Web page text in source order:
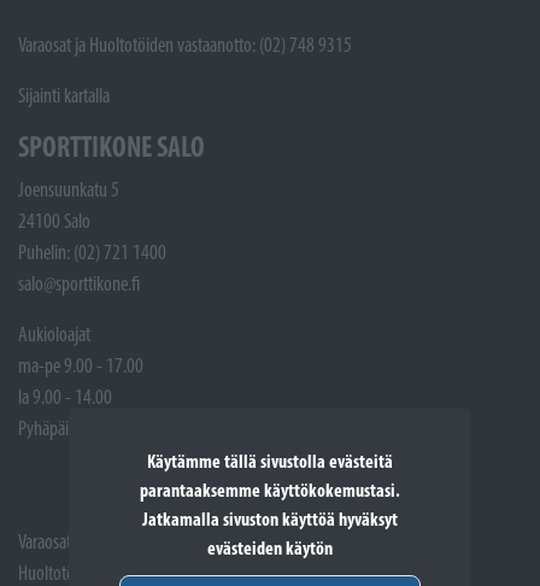
Käytämme tällä sivustolla evästeitä
parantaaksemme käyttökokemustasi.
Jatkamalla sivuston käyttöä hyväksyt
evästeiden käytön
Varaosat ja Huoltotöiden vastaanotto: (02) 748 9315
Sijainti kartalla
SPORTTIKONE SALO
Joensuunkatu 5
24100 Salo
Puhelin: (02) 721 1400
salo@sporttikone.fi
Aukioloajat
ma-pe 9.00 - 17.00
la 9.00 - 14.00
Pyhäpäivät suljettuna
Varaosat: (02) 721 1407
Huoltotöiden vastaanotto: 02 7211405